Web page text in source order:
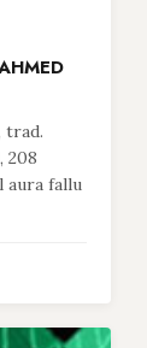
trad.
208
aura fallu